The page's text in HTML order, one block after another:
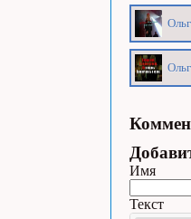
Имя
Текст